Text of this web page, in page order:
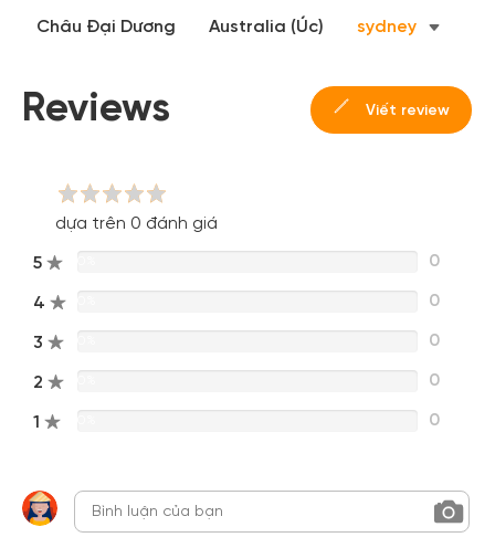
Châu Đại Dương Australia (Úc) sydney
Reviews Viết review
dựa trên 0 đánh giá
5 0
4 0
3 0
2 0
1 0